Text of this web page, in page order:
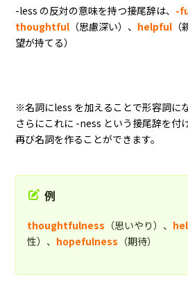
-less の反対の意味を持つ接尾辞は、 -
thoughtful （思慮深い）、 helpful
望が持てる）
※名詞にless を加えることで形容詞にな
さらにこれに -ness という接尾辞を付
再び名詞を作ることができます。
例
thoughtfulness （思いやり）、
性）、 hopefulness （期待）